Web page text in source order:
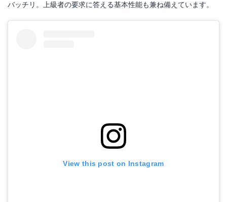
バッチリ。上級者の要求に答える基本性能も兼ね備えています。
View this post on Instagram